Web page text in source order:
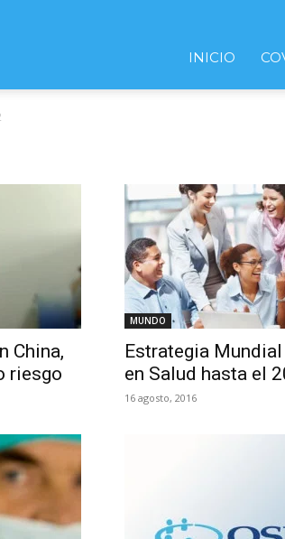
INICIO
China,
riesgo
MUNDO
Estrategia Mundial
en Salud hasta el
16 agosto, 2016